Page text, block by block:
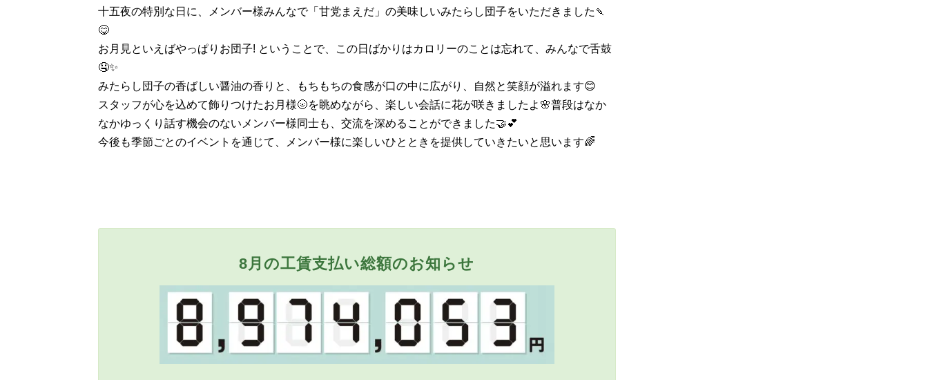
十五夜の特別な日に、メンバー様みんなで「甘党まえだ」の美味しいみたらし団子をいただきました🍡
😋
お月見といえばやっぱりお団子! ということで、この日ばかりはカロリーのことは忘れて、みんなで舌鼓
🤤✨
みたらし団子の香ばしい醤油の香りと、もちもちの食感が口の中に広がり、自然と笑顔が溢れます😊
スタッフが心を込めて飾りつけたお月様🌝を眺めながら、楽しい会話に花が咲きましたよ🌸普段はなか
なかゆっくり話す機会のないメンバー様同士も、交流を深めることができました🤝💕
今後も季節ごとのイベントを通じて、メンバー様に楽しいひとときを提供していきたいと思います🌈
8月の工賃支払い総額のお知らせ